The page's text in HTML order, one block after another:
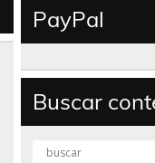
PayPal
Buscar